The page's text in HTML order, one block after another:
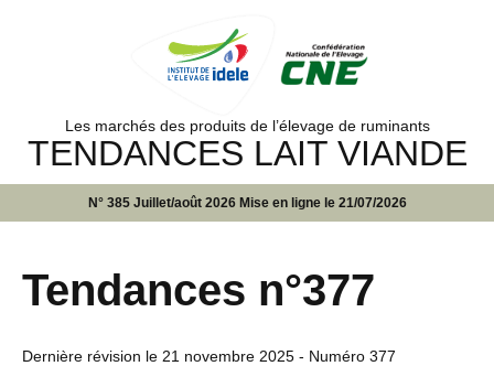
Les marchés des produits de l’élevage de ruminants
TENDANCES LAIT VIANDE
N° 385 Juillet/août 2026 Mise en ligne le 21/07/2026
Tendances n°377
Dernière révision le 21 novembre 2025 - Numéro 377